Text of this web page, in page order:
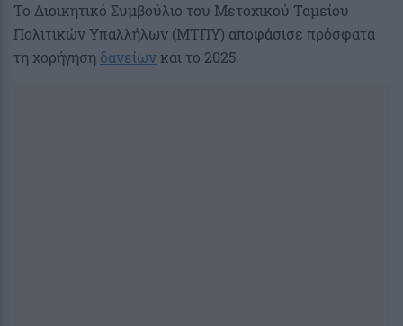
Το Διοικητικό Συμβούλιο του Μετοχικού Ταμείου
Πολιτικών Υπαλλήλων (ΜΤΠΥ) αποφάσισε πρόσφατα
τη χορήγηση δανείωνκαι το 2025.